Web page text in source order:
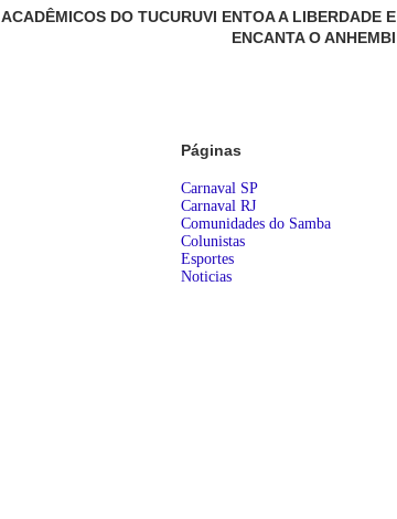
ACADÊMICOS DO TUCURUVI ENTOA A LIBERDADE E
ENCANTA O ANHEMBI
Páginas
Carnaval SP
Carnaval RJ
Comunidades do Samba
Colunistas
Esportes
Noticias